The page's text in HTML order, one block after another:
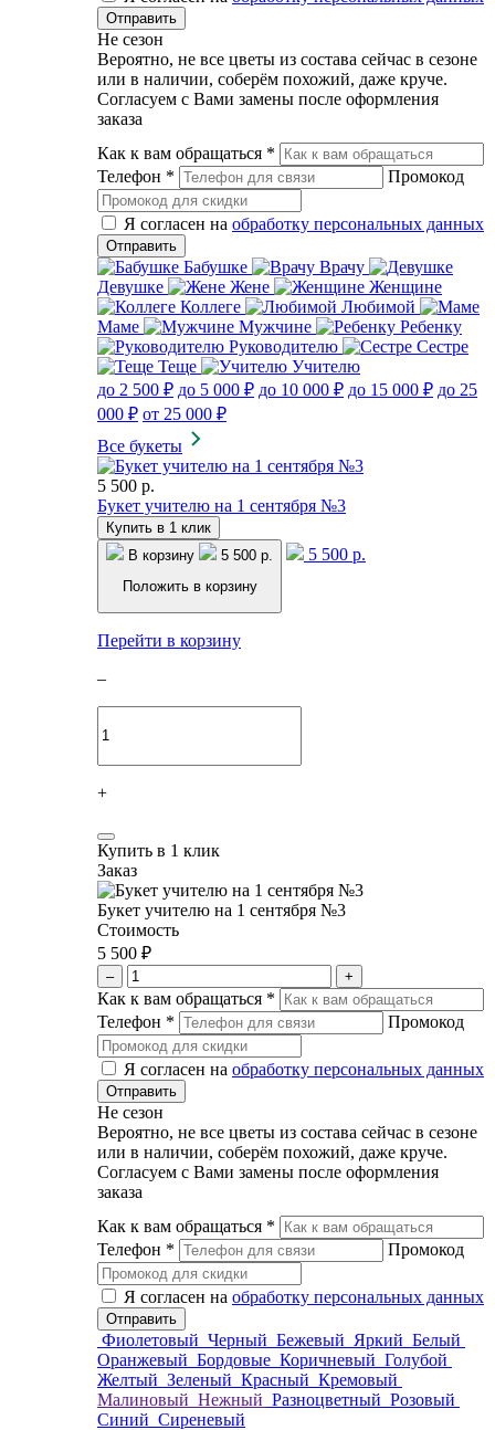
Не сезон
Вероятно, не все цветы из состава сейчас в сезоне
или в наличии, соберём похожий, даже круче.
Согласуем с Вами замены после оформления
заказа
Как к вам обращаться *
Телефон * Промокод
Я согласен на обработку персональных данных
Бабушке
Врачу
Девушке
Жене
Женщине
Коллеге
Любимой
Маме
Мужчине
Ребенку
Руководителю
Сестре
Теще
Учителю
до 2 500 ₽ до 5 000 ₽ до 10 000 ₽ до 15 000 ₽ до 25
000 ₽ от 25 000 ₽
Все букеты
5 500 р.
Букет учителю на 1 сентября №3
Купить в 1 клик
В корзину
5 500 р.
Положить в корзину
5 500 р.
Перейти в корзину
–
+
Купить в 1 клик
Заказ
Букет учителю на 1 сентября №3
Стоимость
5 500 ₽
– +
Как к вам обращаться *
Телефон * Промокод
Я согласен на обработку персональных данных
Не сезон
Вероятно, не все цветы из состава сейчас в сезоне
или в наличии, соберём похожий, даже круче.
Согласуем с Вами замены после оформления
заказа
Как к вам обращаться *
Телефон * Промокод
Я согласен на обработку персональных данных
Фиолетовый Черный Бежевый Яркий Белый
Оранжевый Бордовые Коричневый Голубой
Желтый Зеленый Красный Кремовый
Малиновый Нежный Разноцветный Розовый
Синий Сиреневый